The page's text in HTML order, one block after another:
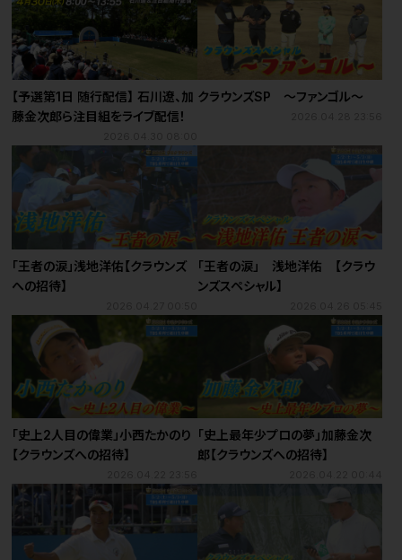
【予選第1日 随行配信】 石川遼、加
藤金次郎ら注目組をライブ配信！
クラウンズSP ～ファンゴル～
「王者の涙」浅地洋佑【クラウンズ
への招待】
「王者の涙」 浅地洋佑 【クラウ
ンズスペシャル】
「史上2人目の偉業」小西たかのり
【クラウンズへの招待】
「史上最年少プロの夢」加藤金次
郎【クラウンズへの招待】